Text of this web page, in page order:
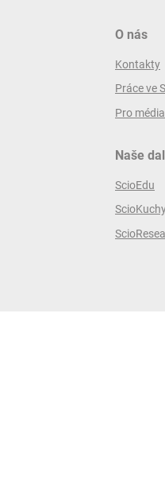
O nás
Kontakty
Práce ve
Pro média
Naše
ScioEdu